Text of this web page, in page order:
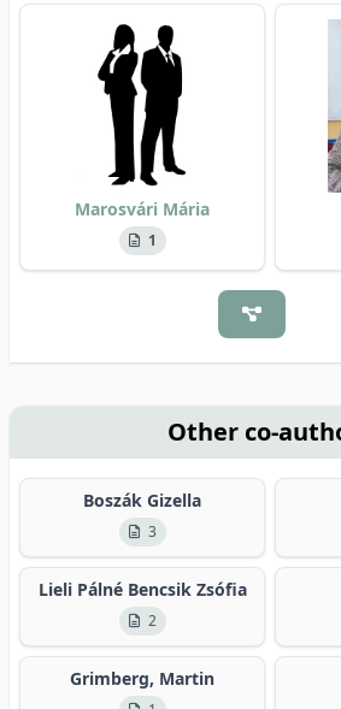
Marosvári Mária
1
Other co-
Boszák Gizella
3
Lieli Pálné Bencsik Zsófia
2
Grimberg, Martin